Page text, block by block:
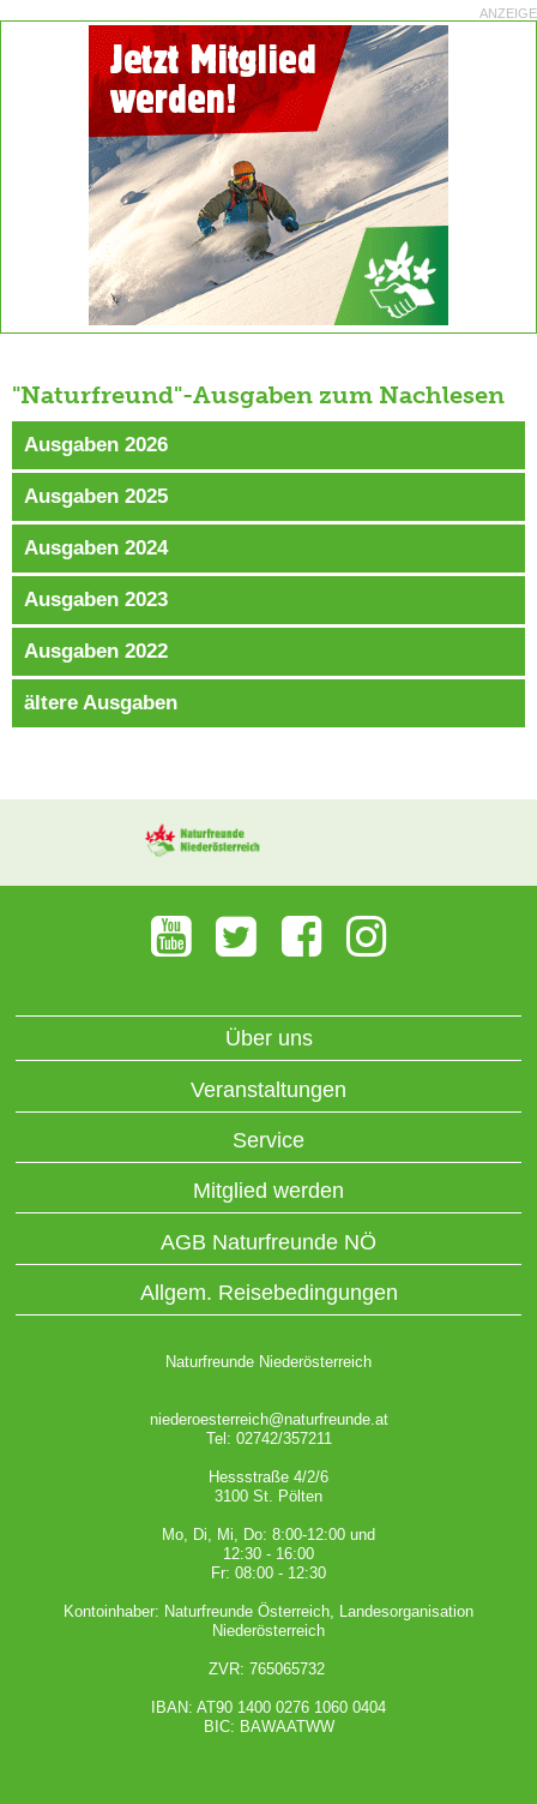
ANZEIGE
"Naturfreund"-Ausgaben zum Nachlesen
Ausgaben 2026
Ausgaben 2025
Ausgaben 2024
Ausgaben 2023
Ausgaben 2022
ältere Ausgaben
Über uns
Veranstaltungen
Service
Mitglied werden
AGB Naturfreunde NÖ
Allgem. Reisebedingungen
Naturfreunde Niederösterreich
niederoesterreich@naturfreunde.at
Tel: 02742/357211
Hessstraße 4/2/6
3100 St. Pölten
Mo, Di, Mi, Do: 8:00-12:00 und
12:30 - 16:00
Fr: 08:00 - 12:30
Kontoinhaber: Naturfreunde Österreich, Landesorganisation
Niederösterreich
ZVR: 765065732
IBAN: AT90 1400 0276 1060 0404
BIC: BAWAATWW